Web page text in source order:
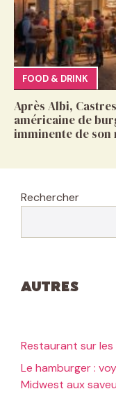
FOOD & DRINK
Après Albi,
américaine de
imminente de
Rechercher
Autres
Restaurant sur
Le hamburger :
Midwest aux